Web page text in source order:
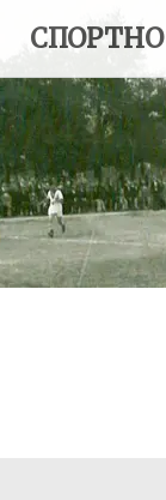
content
СПОРТНО